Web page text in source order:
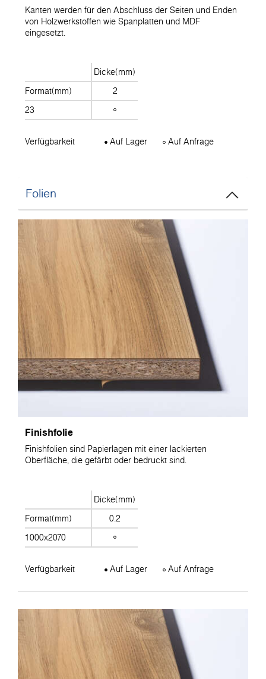
Kanten werden für den Abschluss der Seiten und Enden
von Holzwerkstoffen wie Spanplatten und MDF
eingesetzt.
Dicke(mm)
Format(mm)
2
23
Verfügbarkeit Auf Lager Auf Anfrage
Folien
Finishfolie
Finishfolien sind Papierlagen mit einer lackierten
Oberfläche, die gefärbt oder bedruckt sind.
Dicke(mm)
Format(mm)
0.2
1000x2070
Verfügbarkeit Auf Lager Auf Anfrage